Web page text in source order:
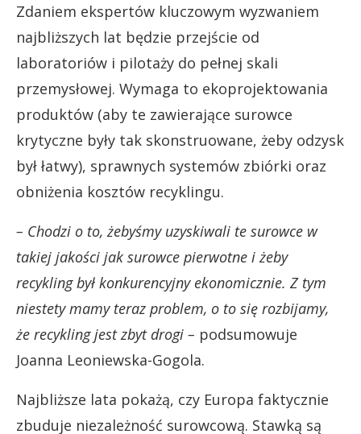
Zdaniem ekspertów kluczowym wyzwaniem
najbliższych lat będzie przejście od
laboratoriów i pilotaży do pełnej skali
przemysłowej. Wymaga to ekoprojektowania
produktów (aby te zawierające surowce
krytyczne były tak skonstruowane, żeby odzysk
był łatwy), sprawnych systemów zbiórki oraz
obniżenia kosztów recyklingu.
– Chodzi o to, żebyśmy uzyskiwali te surowce w
takiej jakości jak surowce pierwotne i żeby
recykling był konkurencyjny ekonomicznie. Z tym
niestety mamy teraz problem, o to się rozbijamy,
że recykling jest zbyt drogi – podsumowuje
Joanna Leoniewska-Gogola.
Najbliższe lata pokażą, czy Europa faktycznie
zbuduje niezależność surowcową. Stawką są